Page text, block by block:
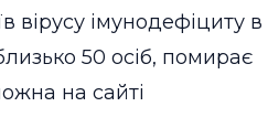
вірусу імунодефіциту в
50 осіб, помирає
на сайті